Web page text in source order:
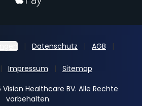
Datenschutz AGB
Impressum
Sitemap
Healthcare BV. Alle Rechte
vorbehalten.